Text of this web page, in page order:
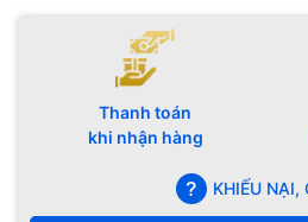
Thanh toán
khi nhận hàng
KHIẾU NẠI,